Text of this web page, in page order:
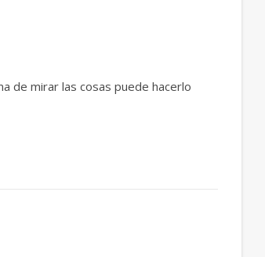
de mirar las cosas puede hacerlo